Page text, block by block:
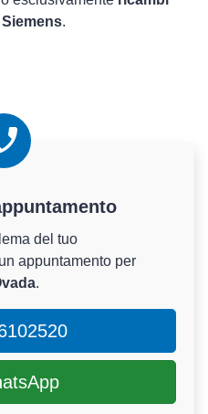
.
del tuo
appuntamento per
.